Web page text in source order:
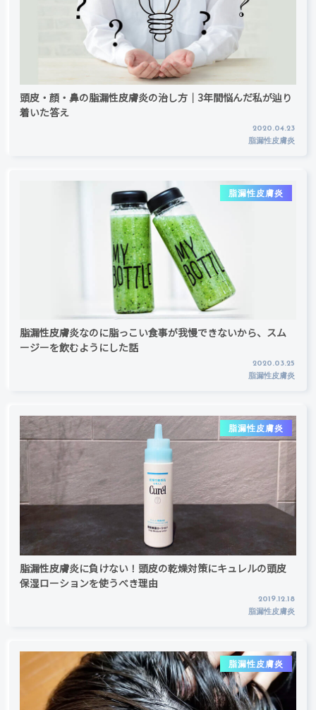
頭皮・顔・鼻の脂漏性皮膚炎の治し方｜3年間悩んだ私が辿り
着いた答え
2020.04.23
脂漏性皮膚炎
脂漏性皮膚炎
脂漏性皮膚炎なのに脂っこい食事が我慢できないから、スム
ージーを飲むようにした話
2020.03.25
脂漏性皮膚炎
脂漏性皮膚炎
脂漏性皮膚炎に負けない！頭皮の乾燥対策にキュレルの頭皮
保湿ローションを使うべき理由
2019.12.18
脂漏性皮膚炎
脂漏性皮膚炎